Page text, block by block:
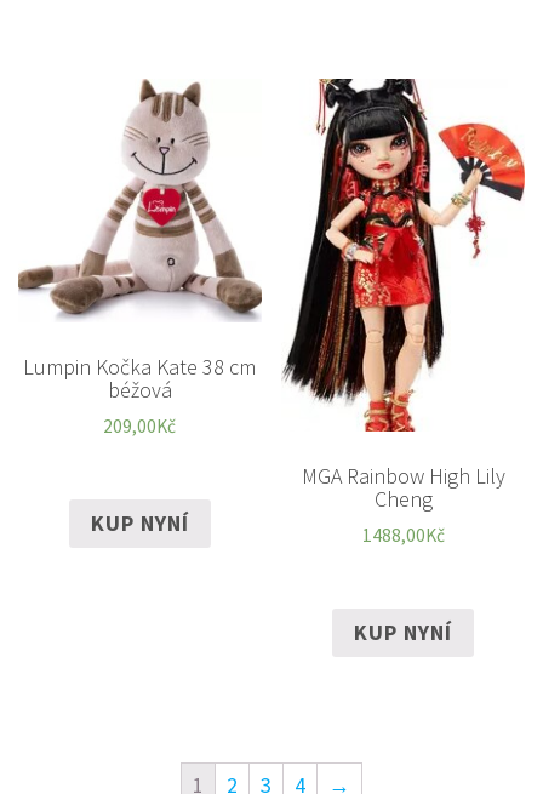
Lumpin Kočka Kate 38 cm
béžová
209,00Kč
KUP NYNÍ
MGA Rainbow High Lily
Cheng
1488,00Kč
KUP NYNÍ
1 2 3 4 →